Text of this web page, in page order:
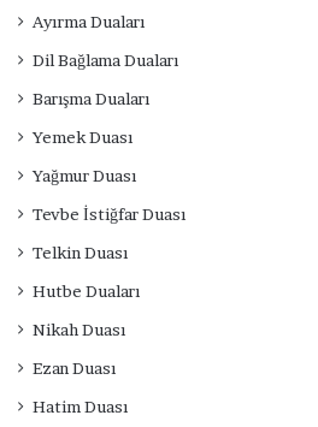
Ayırma Duaları
Dil Bağlama Duaları
Barışma Duaları
Yemek Duası
Yağmur Duası
Tevbe İstiğfar Duası
Telkin Duası
Hutbe Duaları
Nikah Duası
Ezan Duası
Hatim Duası